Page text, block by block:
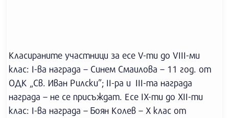
Класираните участници за есе V-ти до VIII-ми
клас: I-ва награда – Синем Смаилова – 11 год. от
ОДК „Св. Иван Рилски”; II-ра и III-та награда
награда – не се присъждат. Есе IX-ти до XII-ти
клас: I-ва награда – Боян Колев – X клас от